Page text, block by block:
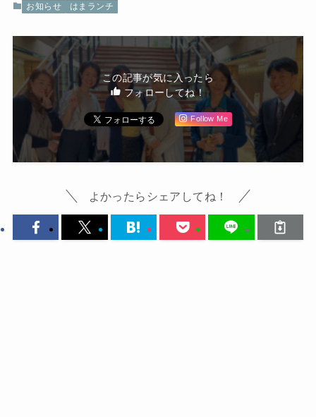
お知らせ はまランチ
この記事が気に入ったら
フォローしてね！
Follow Me
よかったらシェアしてね！